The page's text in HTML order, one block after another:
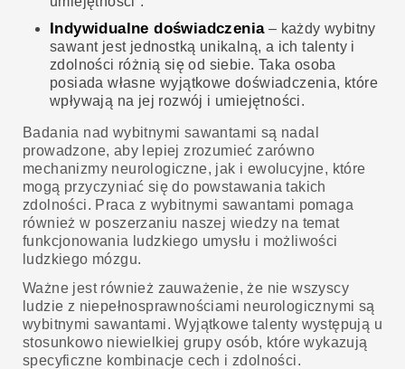
Indywidualne doświadczenia– każdy wybitny
sawant jest jednostką unikalną, a ich talenty i
zdolności różnią się od siebie. Taka osoba
posiada własne wyjątkowe doświadczenia, które
wpływają na jej rozwój i umiejętności.
Badania nad wybitnymi sawantami są nadal
prowadzone, aby lepiej zrozumieć zarówno
mechanizmy neurologiczne, jak i ewolucyjne, które
mogą przyczyniać się do powstawania takich
zdolności. Praca z wybitnymi sawantami pomaga
również w poszerzaniu naszej wiedzy na temat
funkcjonowania ludzkiego umysłu i możliwości
ludzkiego mózgu.
Ważne jest również zauważenie, że nie wszyscy
ludzie z niepełnosprawnościami neurologicznymi są
wybitnymi sawantami. Wyjątkowe talenty występują u
stosunkowo niewielkiej grupy osób, które wykazują
specyficzne kombinacje cech i zdolności.